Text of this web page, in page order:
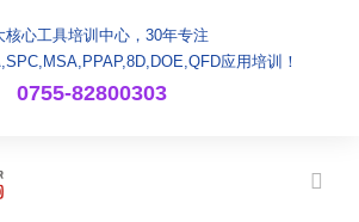
核心工具培训中心，30年专注
应用培训！
0755-82800303